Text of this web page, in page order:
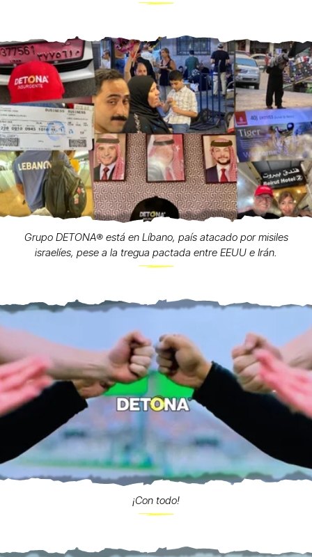
Grupo DETONA®️ está en Líbano, país atacado por misiles
israelíes, pese a la tregua pactada entre EEUU e Irán.
¡Con todo!